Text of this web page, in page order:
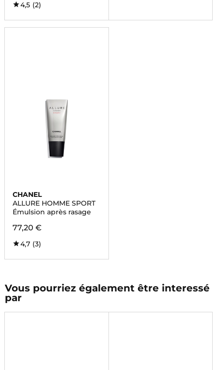
4,5 (2)
CHANEL
ALLURE HOMME SPORT
Émulsion après rasage
77,20 €
4,7 (3)
Vous pourriez également être interessé
par